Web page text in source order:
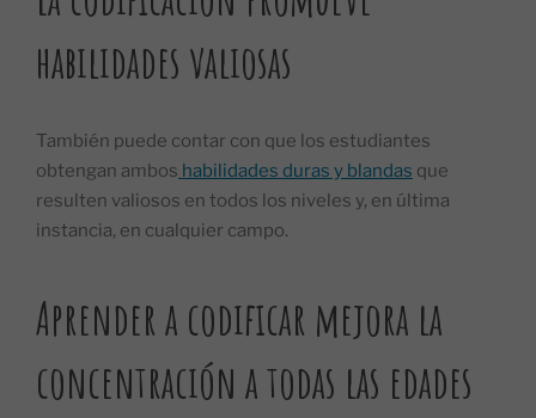
habilidades valiosas
También puede contar con que los estudiantes
obtengan ambos habilidades duras y blandas que
resulten valiosos en todos los niveles y, en última
instancia, en cualquier campo.
Aprender a codificar mejora la
concentración a todas las edades